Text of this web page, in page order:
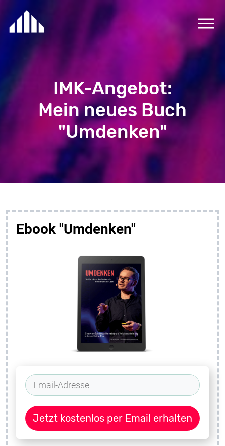
IMK-Angebot:
Mein neues Buch
"Umdenken"
Ebook "Umdenken"
Jetzt kostenlos per Email erhalten